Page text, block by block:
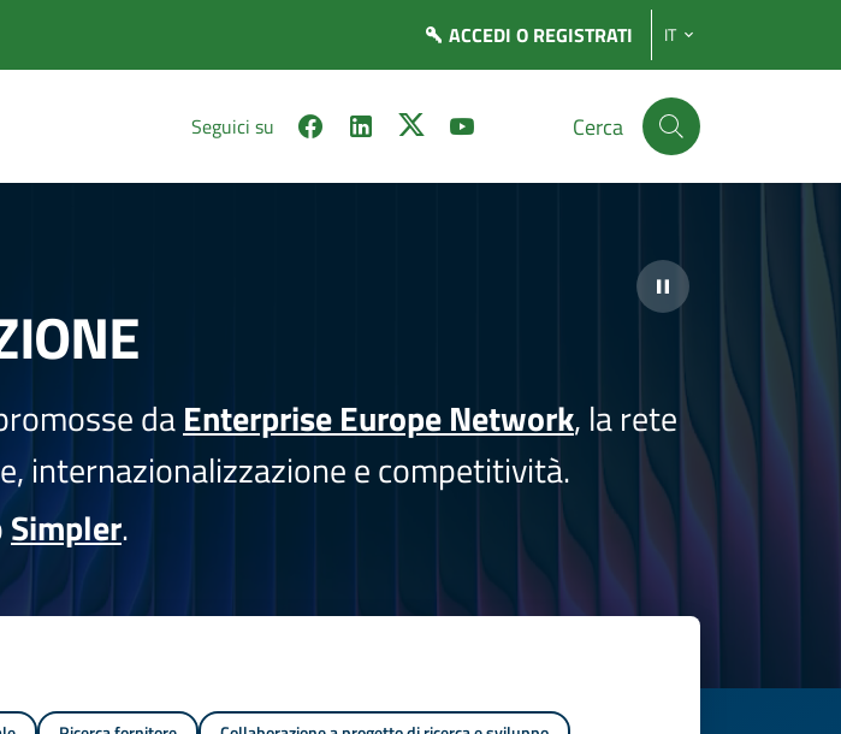
ACCEDI O REGISTRATI IT
Seguici su Cerca
daEnterprise Europe Network, la rete
internazionalizzazione e competitività.
Simpler.